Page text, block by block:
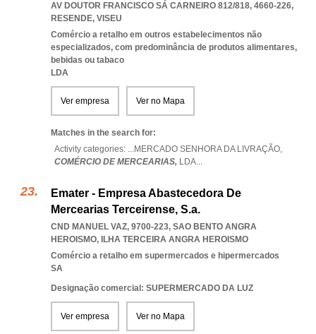
AV DOUTOR FRANCISCO SÁ CARNEIRO 812/818, 4660-226,
RESENDE, VISEU
Comércio a retalho em outros estabelecimentos não
especializados, com predominância de produtos alimentares,
bebidas ou tabaco
LDA
Ver empresa Ver no Mapa
Matches in the search for:
Activity categories: ...MERCADO SENHORA DA LIVRAÇÃO,
COMÉRCIO DE MERCEARIAS, LDA...
Emater - Empresa Abastecedora De
Mercearias Terceirense, S.a.
CND MANUEL VAZ, 9700-223, SAO BENTO ANGRA
HEROISMO, ILHA TERCEIRA ANGRA HEROISMO
Comércio a retalho em supermercados e hipermercados
SA
Designação comercial: SUPERMERCADO DA LUZ
Ver empresa Ver no Mapa